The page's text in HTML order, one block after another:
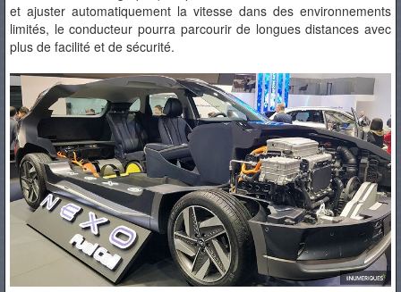
et ajuster automatiquement la vitesse dans des environnements
limités, le conducteur pourra parcourir de longues distances avec
plus de facilité et de sécurité.